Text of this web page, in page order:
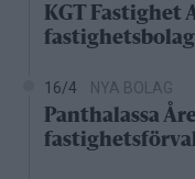
KGT Fastighet
16/4 NYA BOLAG
Panthalassa